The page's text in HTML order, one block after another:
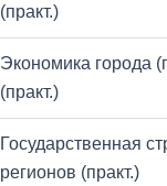
(практ.)
Экономика города
(практ.)
Государственная
регионов (практ.)